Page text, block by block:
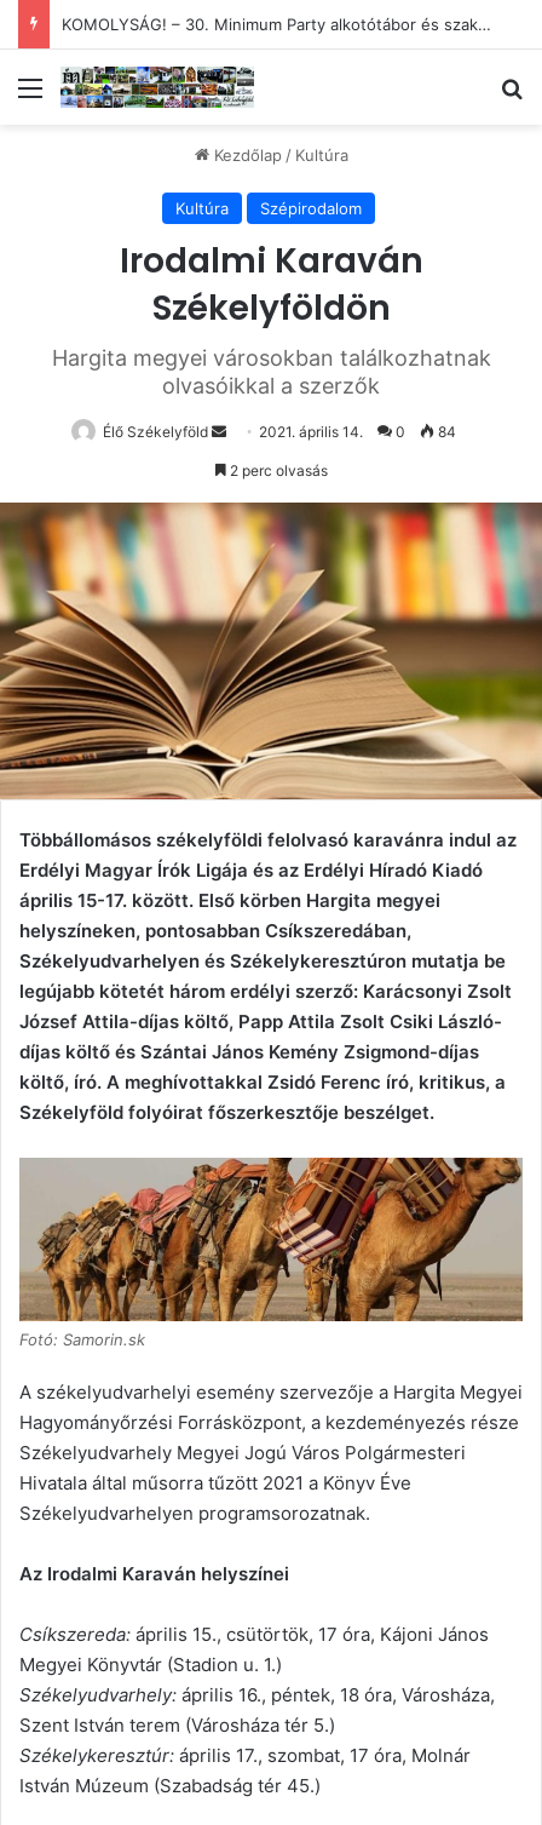
KOMOLYSÁG! – 30. Minimum Party alkotótábor és szakmai fórum
Menü
Kezdőlap / Kultúra
Kultúra Szépirodalom
Irodalmi Karaván
Székelyföldön
Hargita megyei városokban találkozhatnak
olvasóikkal a szerzők
Élő Székelyföld
Send
an
2021. április 14. 0 84
2 perc olvasás
Többállomásos székelyföldi felolvasó karavánra indul az
Erdélyi Magyar Írók Ligája és az Erdélyi Híradó Kiadó
április 15-17. között. Első körben Hargita megyei
helyszíneken, pontosabban Csíkszeredában,
Székelyudvarhelyen és Székelykeresztúron mutatja be
legújabb kötetét három erdélyi szerző: Karácsonyi Zsolt
József Attila-díjas költő, Papp Attila Zsolt Csiki László-
díjas költő és Szántai János Kemény Zsigmond-díjas
költő, író. A meghívottakkal Zsidó Ferenc író, kritikus, a
Székelyföld folyóirat főszerkesztője beszélget.
Fotó: Samorin.sk
A székelyudvarhelyi esemény szervezője a Hargita Megyei
Hagyományőrzési Forrásközpont, a kezdeményezés része
Székelyudvarhely Megyei Jogú Város Polgármesteri
Hivatala által műsorra tűzött 2021 a Könyv Éve
Székelyudvarhelyen programsorozatnak.
Az Irodalmi Karaván helyszínei
Csíkszereda: április 15., csütörtök, 17 óra, Kájoni János
Megyei Könyvtár (Stadion u. 1.)
Székelyudvarhely: április 16., péntek, 18 óra, Városháza,
Szent István terem (Városháza tér 5.)
Székelykeresztúr: április 17., szombat, 17 óra, Molnár
István Múzeum (Szabadság tér 45.)